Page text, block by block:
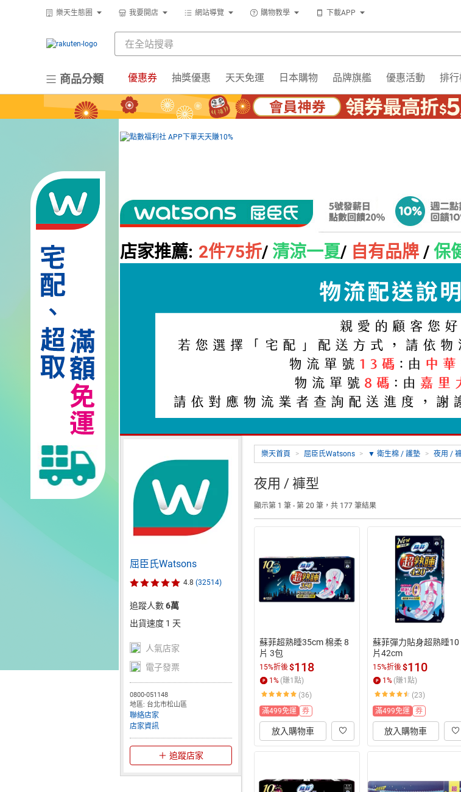
樂天生態圈 我要開店 網站導覽 購物教學 下載APP
商品分類 優惠券 抽獎優惠 天天免運 日本購物 品牌旗艦 優惠活動 排
店家推薦: 2件75折/ 清涼一夏/ 自有品牌 / 保
樂天首頁 > 屈臣氏Watsons > ▼ 衛生棉 / 護墊 > 夜用 /
夜用 / 褲型
顯示第 1 筆 - 第 20 筆，共 177 筆結果
蘇菲超熟睡35cm 棉柔 8
片 3包
15%折後$118
1% (賺1點)
(36)
滿499免運
券
放入購物車
蘇菲彈力貼身超熟睡10
片42cm
15%折後$110
1% (賺1點)
(23)
滿499免運
券
放入購物車
屈臣氏Watsons
4.8 (32514)
追蹤人數6萬
出貨速度 1 天
人氣店家
電子發票
0800-051148
地區: 台北市松山區
聯絡店家
店家資訊
追蹤店家